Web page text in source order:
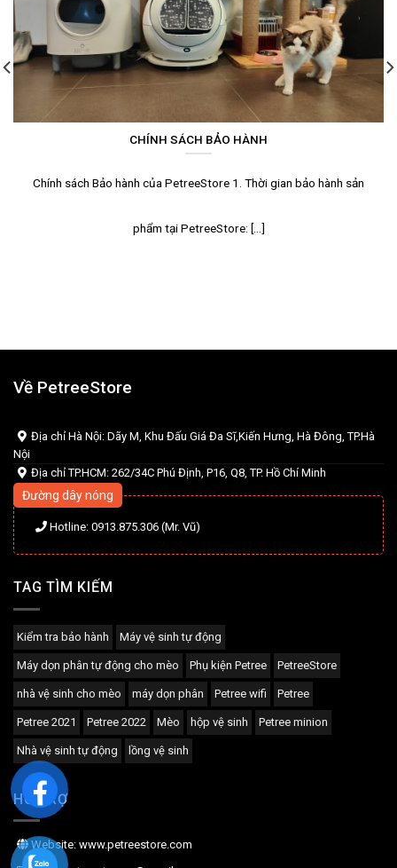
CHÍNH SÁCH BẢO HÀNH
Chính sách Bảo hành của PetreeStore 1. Thời gian bảo hành sản
phẩm tại PetreeStore: [...]
Về PetreeStore
Địa chỉ Hà Nội: Dãy M, Khu Đấu Giá Đa Sĩ,Kiến Hưng, Hà Đông, TP.Hà
Nội
Địa chỉ TP.HCM: 262/34C Phú Định, P16, Q8, TP. Hồ Chí Minh
Đường dây nóng
Hotline: 0913.875.306 (Mr. Vũ)
TAG TÌM KIẾM
Kiểm tra bảo hành Máy vệ sinh tự động
Máy dọn phân tự động cho mèo Phụ kiện Petree PetreeStore
nhà vệ sinh cho mèo máy dọn phân Petree wifi Petree
Petree 2021 Petree 2022 Mèo hộp vệ sinh Petree minion
Nhà vệ sinh tự động lồng vệ sinh
HỖ TRỢ
Website: www.petreestore.com